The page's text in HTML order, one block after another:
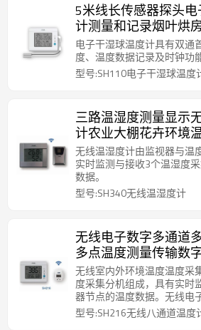
5米线长传感器探头
计测量和记录烟叶烘
境温度时间计时器
电子干湿球温度计具有双通
度、温度数据记录及时钟功
型号:SH110电子干湿球温度
三路温湿度测量显示
计农业大棚花卉环境
无线温湿度计由监视器与温
实时监测与接收3个温湿度
数据。
型号:SH340无线温湿度计
无线电子数字多通道
多点温度测量传输数
手机监视和下载存储
馆环境温度测量
无线室内外环境温度温度采
度采集分机组成，具有实时
器节点的温度数据。无线电
度计双模多点温度测量传输
机监视和下载存储数据机房
型号:SH216无线八通道温度